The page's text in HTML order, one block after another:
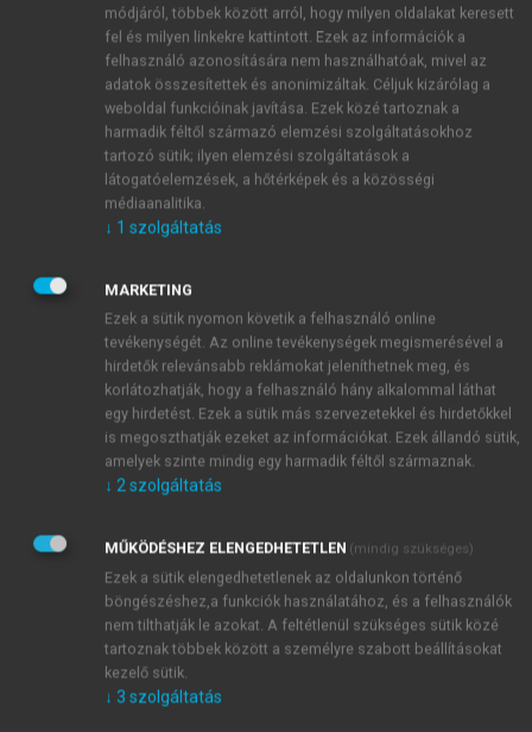
TARTALOMJEGYZÉK
2022/08
Tematikus összeállítás • Történetiség a történeti
chevron_right Tanulmányok
Jubileum
Ki a tudós?
Vélemény, vita
Könyvszemle
Kitekintés 2022/08
módjáról, többek között arról, hogy milyen oldalakat keresett
fel és milyen linkekre kattintott. Ezek az információk a
felhasználó azonosítására nem használhatóak, mivel az
adatok összesítettek és anonimizáltak. Céljuk kizárólag a
weboldal funkcióinak javítása. Ezek közé tartoznak a
harmadik féltől származó elemzési szolgáltatásokhoz
tartozó sütik; ilyen elemzési szolgáltatások a
látogatóelemzések, a hőtérképek és a közösségi
médiaanalitika.
↓ 1 szolgáltatás
MARKETING
Ezek a sütik nyomon követik a felhasználó online
tevékenységét. Az online tevékenységek megismerésével a
hirdetők relevánsabb reklámokat jeleníthetnek meg, és
korlátozhatják, hogy a felhasználó hány alkalommal láthat
egy hirdetést. Ezek a sütik más szervezetekkel és hirdetőkkel
is megoszthatják ezeket az információkat. Ezek állandó sütik,
amelyek szinte mindig egy harmadik féltől származnak.
↓ 2szolgáltatás
MŰKÖDÉSHEZ ELENGEDHETETLEN (mindig szükséges)
Ezek a sütik elengedhetetlenek az oldalunkon történő
böngészéshez,a funkciók használatához, és a felhasználók
nem tilthatják le azokat. A feltétlenül szükséges sütik közé
tartoznak többek között a személyre szabott beállításokat
kezelő sütik.
↓ 3 szolgáltatás